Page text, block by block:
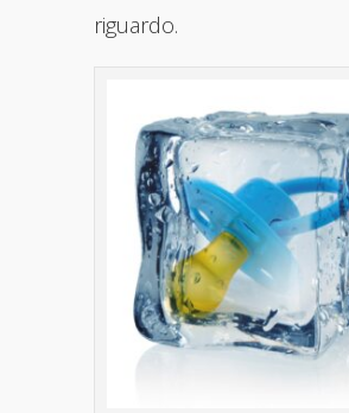
riguardo.